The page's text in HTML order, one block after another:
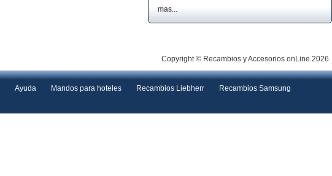
mas...
Copyright © Recambios y Accesorios onLine 2026
Ayuda Mandos para hoteles Recambios Liebherr
Recambios Samsung